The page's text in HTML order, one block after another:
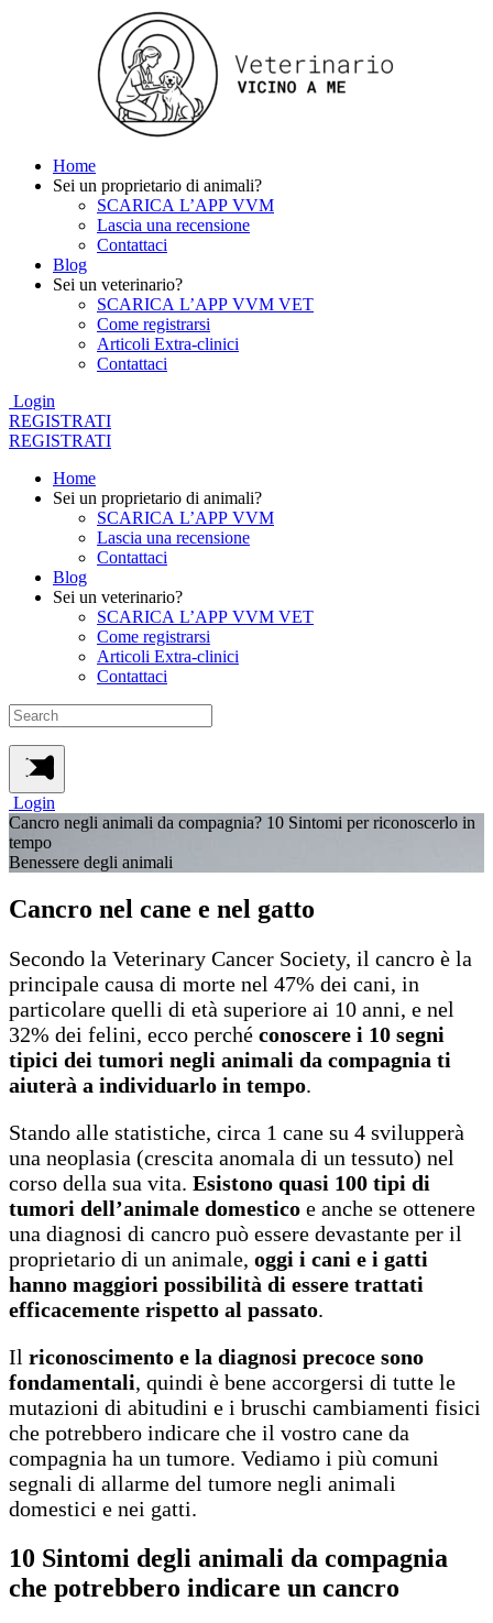
Home
Sei un proprietario di animali?
SCARICA L’APP VVM
Lascia una recensione
Contattaci
Blog
Sei un veterinario?
SCARICA L’APP VVM VET
Come registrarsi
Articoli Extra-clinici
Contattaci
Login
REGISTRATI
REGISTRATI
Home
Sei un proprietario di animali?
SCARICA L’APP VVM
Lascia una recensione
Contattaci
Blog
Sei un veterinario?
SCARICA L’APP VVM VET
Come registrarsi
Articoli Extra-clinici
Contattaci
Login
Cancro negli animali da compagnia? 10 Sintomi per riconoscerlo in
tempo
Benessere degli animali
Cancro nel cane e nel gatto
Secondo la Veterinary Cancer Society, il cancro è la
principale causa di morte nel 47% dei cani, in
particolare quelli di età superiore ai 10 anni, e nel
32% dei felini, ecco perché conoscere i 10 segni
tipici dei tumori negli animali da compagnia ti
aiuterà a individuarlo in tempo.
Stando alle statistiche, circa 1 cane su 4 svilupperà
una neoplasia (crescita anomala di un tessuto) nel
corso della sua vita. Esistono quasi 100 tipi di
tumori dell’animale domestico e anche se ottenere
una diagnosi di cancro può essere devastante per il
proprietario di un animale, oggi i cani e i gatti
hanno maggiori possibilità di essere trattati
efficacemente rispetto al passato.
Il riconoscimento e la diagnosi precoce sono
fondamentali, quindi è bene accorgersi di tutte le
mutazioni di abitudini e i bruschi cambiamenti fisici
che potrebbero indicare che il vostro cane da
compagnia ha un tumore. Vediamo i più comuni
segnali di allarme del tumore negli animali
domestici e nei gatti.
10 Sintomi degli animali da compagnia
che potrebbero indicare un cancro